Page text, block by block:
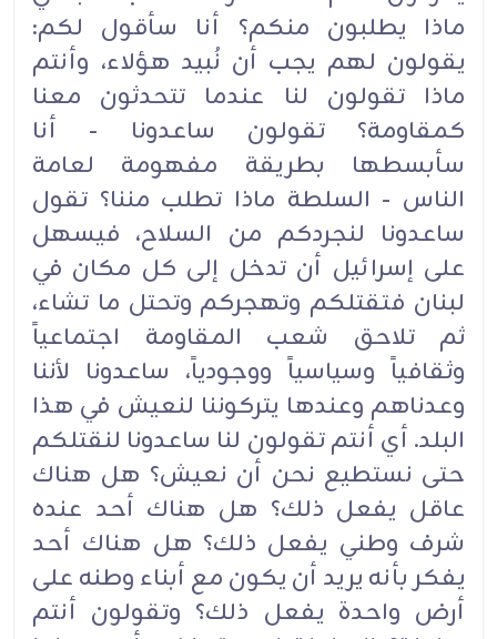
ماذا يطلبون منكم؟ أنا سأقول لكم:
يقولون لهم يجب أن نُبيد هؤلاء، وأنتم
ماذا تقولون لنا عندما تتحدثون معنا
كمقاومة؟ تقولون ساعدونا - أنا
سأبسطها بطريقة مفهومة لعامة
الناس - السلطة ماذا تطلب مننا؟ تقول
ساعدونا لنجردكم من السلاح، فيسهل
على إسرائيل أن تدخل إلى كل مكان في
لبنان فتقتلكم وتهجركم وتحتل ما تشاء،
ثم تلاحق شعب المقاومة اجتماعياً
وثقافياً وسياسياً ووجودياً، ساعدونا لأننا
وعدناهم وعندها يتركوننا لنعيش في هذا
البلد. أي أنتم تقولون لنا ساعدونا لنقتلكم
حتى نستطيع نحن أن نعيش؟ هل هناك
عاقل يفعل ذلك؟ هل هناك أحد عنده
شرف وطني يفعل ذلك؟ هل هناك أحد
يفكر بأنه يريد أن يكون مع أبناء وطنه على
أرض واحدة يفعل ذلك؟ وتقولون أنتم